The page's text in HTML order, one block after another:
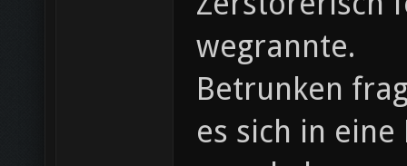
wegrannte.
Betrunken
es sich in